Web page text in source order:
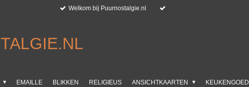
Welkom bij Puurnostalgie.nl
EMAILLE BLIKKEN RELIGIEUS ANSICHTKAARTEN KEUKENGOED